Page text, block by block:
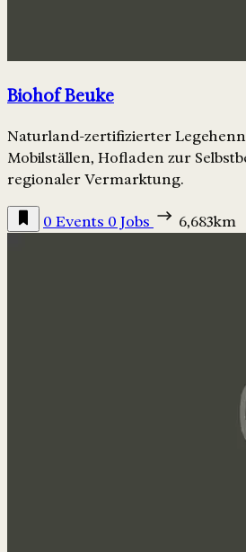
Biohof Beuke
Naturland-zertifizierter
Mobilställen, Hofladen zur
regionaler Vermarktung.
0 Events 0 Jobs 6,683km